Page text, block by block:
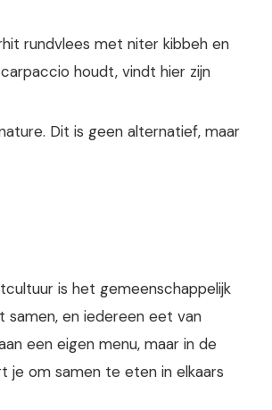
rundvlees met niter kibbeh en
houdt, vindt hier zijn
Dit is geen alternatief, maar
is het gemeenschappelijk
en iedereen eet van
een eigen menu, maar in de
je om samen te eten in elkaars